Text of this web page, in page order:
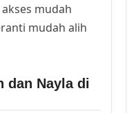
mudah
mudah alih
dan Nayla di